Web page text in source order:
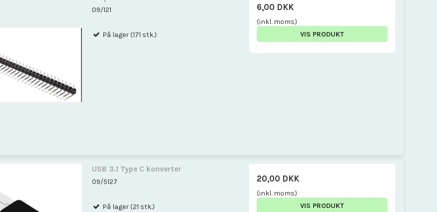
09/121
På lager (171 stk.)
6,00 DKK
(inkl. moms)
VIS PRODUKT
USB 3.1 Type C konverter
09/5127
På lager (21 stk.)
20,00 DKK
(inkl. moms)
VIS PRODUKT